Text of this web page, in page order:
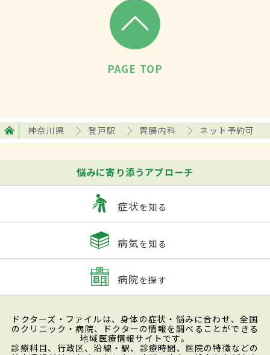
PAGE TOP
神奈川県 登戸駅 胃腸内科 ネット予約可
悩みに寄り添うアプローチ
症状を知る
病気を知る
病院を探す
ドクターズ・ファイルは、身体の症状・悩みに合わせ、全国
のクリニック・病院、ドクターの情報を調べることができる
地域医療情報サイトです。
診療科目、行政区、沿線・駅、診療時間、医院の特徴などの